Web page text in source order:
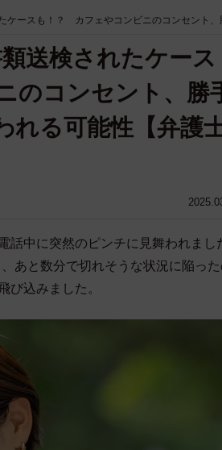
ケースも！？ カフェやコンビニのコンセント、
送検されたケース
のコンセント、勝
れる可能性【弁護
話中に突然のピンチに見舞われまし
あと数分で切れそうな状況に陥っ
び込みました。